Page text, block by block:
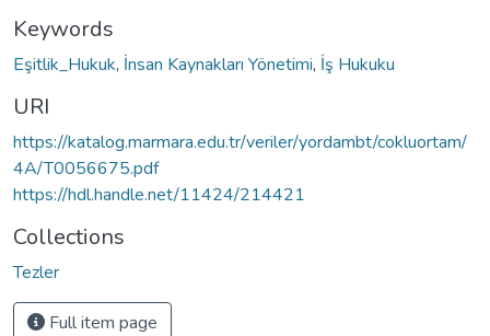
Keywords
Eşitlik_Hukuk, İnsan Kaynakları Yönetimi, İş Hukuku
URI
https://katalog.marmara.edu.tr/veriler/yordambt/cokluortam/
4A/T0056675.pdf
https://hdl.handle.net/11424/214421
Collections
Tezler
Full item page